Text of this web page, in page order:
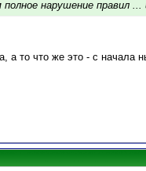
нарушение правил
а то что же это - с